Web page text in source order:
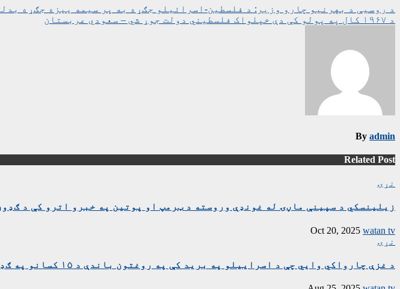
ليکنه
چليدنه
د روسیې د بهرنیو چارو وزیر: د فلسطین-اسرائیلو جګړه به پر سیمه ییزه جګړه
د ۱۹۶۷ کال په پولو کې دې خپلواک فلسطیني دولت جوړ شي – سعودي عربستان
By admin
Related Post
نړۍ
زیلینسکي د سپینې ماڼۍ له غونډې وروسته د ټرمپ او پوتین په خبرو اترو کې د
Oct 20, 2025 watan tv
نړۍ
د غزې چارواکي وايي چې د اسراییلو په برید کې په روغتون باندې د ۱۵ کسانو په ګډون څلور خبریالان وژل شوي دي